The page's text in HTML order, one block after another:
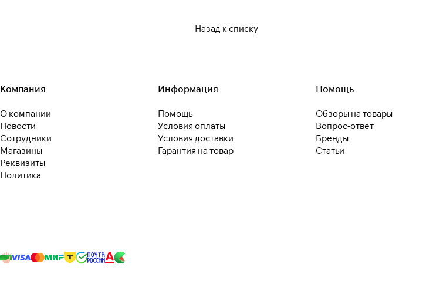
Назад к списку
Компания
О компании
Новости
Сотрудники
Магазины
Реквизиты
Политика
Информация
Помощь
Условия оплаты
Условия доставки
Гарантия на товар
Помощь
Обзоры на товары
Вопрос-ответ
Бренды
Статьи